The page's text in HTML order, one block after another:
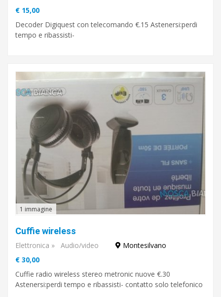
€ 15,00
Decoder Digiquest con telecomando €.15 Astenersi:perdi
tempo e ribassisti-
1 immagine
Cuffie wireless
Elettronica » Audio/video
Montesilvano
€ 30,00
Cuffie radio wireless stereo metronic nuove €.30
Astenersi:perdi tempo e ribassisti- contatto solo telefonico